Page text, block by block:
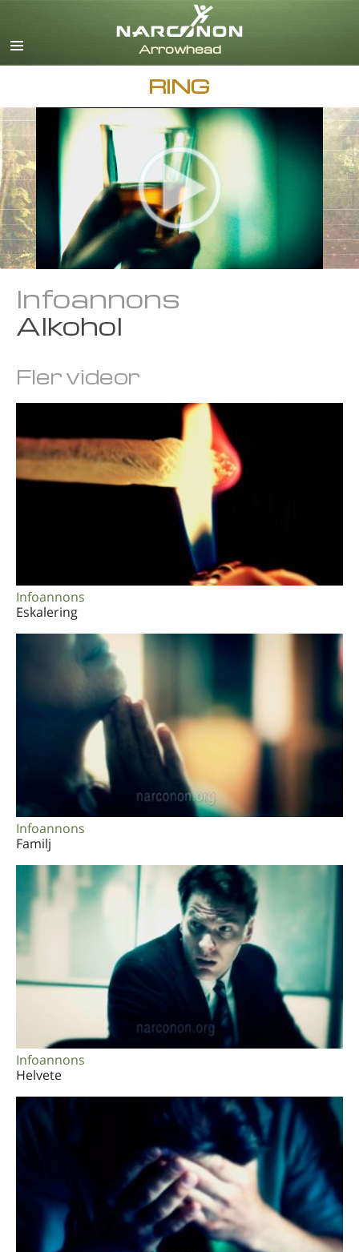
Deutsch
Español
Français
Hebreiska
Japanska
Nederlands
Norsk
Ukrainska
RING
Infoannons
Alkohol
Fler videor
Infoannons
Eskalering
Infoannons
Familj
Infoannons
Helvete